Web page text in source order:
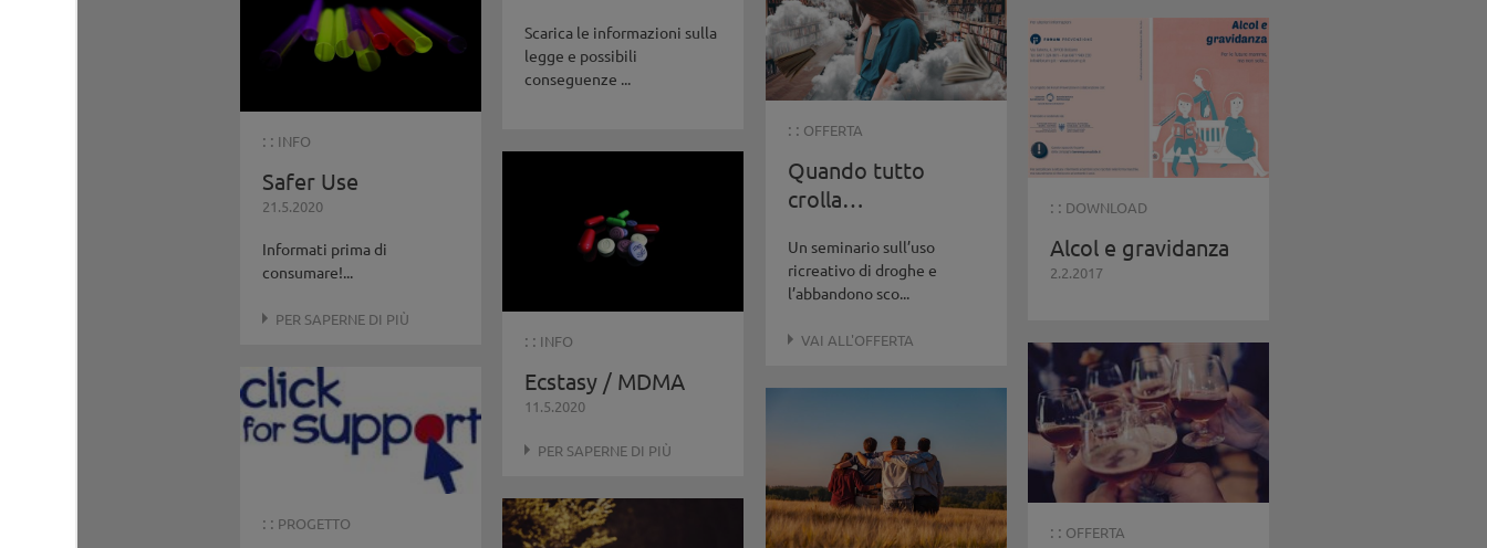
Scarica le informazioni sulla
legge e possibili
conseguenze ...
: : INFO
Safer Use
21.5.2020
Informati prima di
consumare!...
PER SAPERNE DI PIÙ
: : INFO
Ecstasy / MDMA
11.5.2020
PER SAPERNE DI PIÙ
: : OFFERTA
Quando tutto
crolla…
Un seminario sull’uso
ricreativo di droghe e
l’abbandono sco...
VAI ALL'OFFERTA
: : DOWNLOAD
Alcol e gravidanza
2.2.2017
: : PROGETTO : : OFFERTA